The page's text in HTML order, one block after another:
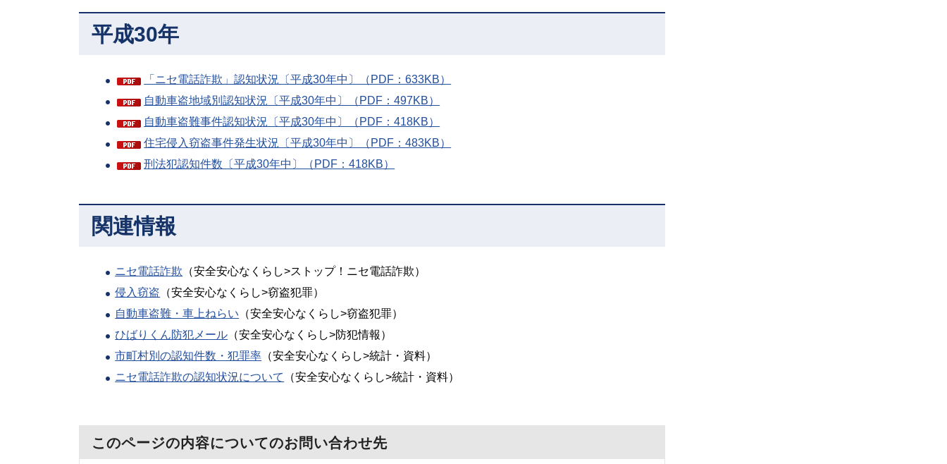
平成30年
「ニセ電話詐欺」認知状況〔平成30年中〕（PDF：633KB）
自動車盗地域別認知状況〔平成30年中〕（PDF：497KB）
自動車盗難事件認知状況〔平成30年中〕（PDF：418KB）
住宅侵入窃盗事件発生状況〔平成30年中〕（PDF：483KB）
刑法犯認知件数〔平成30年中〕（PDF：418KB）
関連情報
ニセ電話詐欺 （安全安心なくらし>ストップ！ニセ電話詐欺）
侵入窃盗 （安全安心なくらし>窃盗犯罪）
自動車盗難・車上ねらい （安全安心なくらし>窃盗犯罪）
ひばりくん防犯メール （安全安心なくらし>防犯情報）
市町村別の認知件数・犯罪率 （安全安心なくらし>統計・資料）
ニセ電話詐欺の認知状況について
（安全安心なくらし>統計・資料）
このページの内容についてのお問い合わせ先